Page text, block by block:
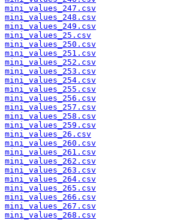
mini_values_247.csv
mini_values_248.csv
mini_values_249.csv
mini_values_25.csv
mini_values_250.csv
mini_values_251.csv
mini_values_252.csv
mini_values_253.csv
mini_values_254.csv
mini_values_255.csv
mini_values_256.csv
mini_values_257.csv
mini_values_258.csv
mini_values_259.csv
mini_values_26.csv
mini_values_260.csv
mini_values_261.csv
mini_values_262.csv
mini_values_263.csv
mini_values_264.csv
mini_values_265.csv
mini_values_266.csv
mini_values_267.csv
mini_values_268.csv